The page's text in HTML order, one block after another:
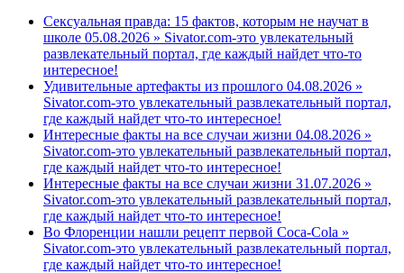
Сексуальная правда: 15 фактов, которым не научат в
школе 05.08.2026 » Sivator.com-это увлекательный
развлекательный портал, где каждый найдет что-то
интересное!
Удивительные артефакты из прошлого 04.08.2026 »
Sivator.com-это увлекательный развлекательный портал,
где каждый найдет что-то интересное!
Интересные факты на все случаи жизни 04.08.2026 »
Sivator.com-это увлекательный развлекательный портал,
где каждый найдет что-то интересное!
Интересные факты на все случаи жизни 31.07.2026 »
Sivator.com-это увлекательный развлекательный портал,
где каждый найдет что-то интересное!
Во Флоренции нашли рецепт первой Coca-Cola »
Sivator.com-это увлекательный развлекательный портал,
где каждый найдет что-то интересное!